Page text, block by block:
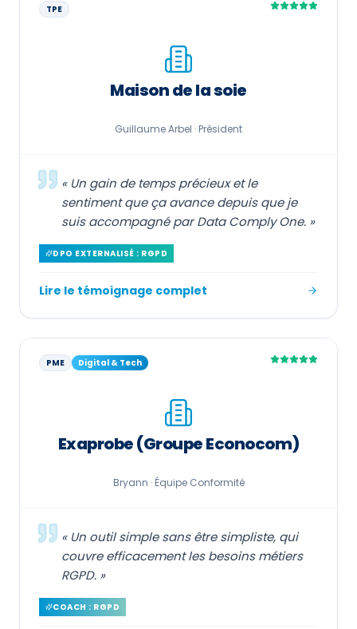
TPE
Maison de la soie
Guillaume Arbel · Président
« Un gain de temps précieux et le
sentiment que ça avance depuis que je
suis accompagné par Data Comply One. »
DPO EXTERNALISÉ : RGPD
Lire le témoignage complet
PME Digital & Tech
Exaprobe (Groupe Econocom)
Bryann · Équipe Conformité
« Un outil simple sans être simpliste, qui
couvre efficacement les besoins métiers
RGPD. »
COACH : RGPD